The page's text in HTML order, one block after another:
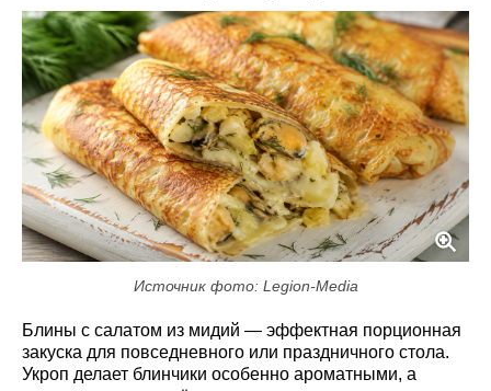
Источник фото: Legion-Media
Блины с салатом из мидий — эффектная порционная
закуска для повседневного или праздничного стола.
Укроп делает блинчики особенно ароматными, а